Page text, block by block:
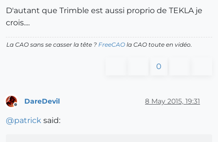
D'autant que Trimble est aussi proprio de TEKLA je
crois....
La CAO sans se casser la tête ? FreeCAO la CAO toute en vidéo.
0
DareDevil 8 May 2015, 19:31
@patrick said: